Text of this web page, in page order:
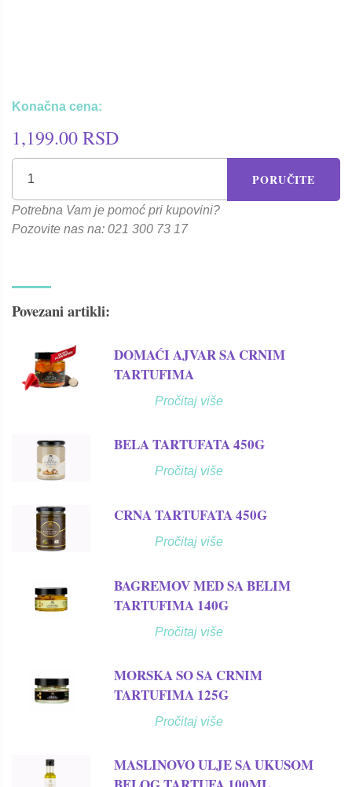
Konačna cena:
1,199.00 RSD
PORUČITE
Potrebna Vam je pomoć pri kupovini?
Pozovite nas na: 021 300 73 17
Povezani artikli:
DOMAĆI AJVAR SA CRNIM
TARTUFIMA
Pročitaj više
BELA TARTUFATA 450G
Pročitaj više
CRNA TARTUFATA 450G
Pročitaj više
BAGREMOV MED SA BELIM
TARTUFIMA 140G
Pročitaj više
MORSKA SO SA CRNIM
TARTUFIMA 125G
Pročitaj više
MASLINOVO ULJE SA UKUSOM